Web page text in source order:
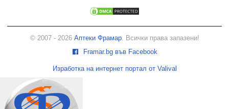
© 2007 - 2026 Аптеки Фрамар. Всички права запазени!
Framar.bg във Facebook
Изработка на интернет портал от Valival